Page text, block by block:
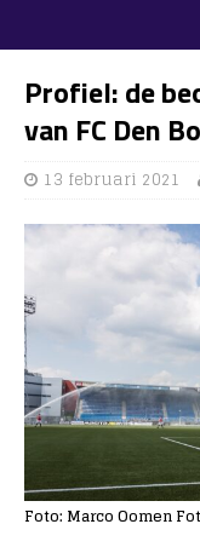
Profiel: de
van FC Den
13 februari 2021
Foto: Marco Oomen